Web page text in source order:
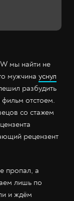
мы найти не
мужчина уснул
разбудить
фильм отстоем.
со стажем
рецензент
пропал, а
лишь по
и ждём